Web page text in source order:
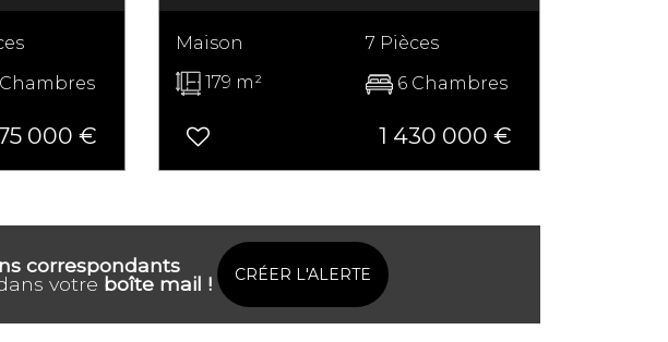
000 €
Maison
179 m²
7 Pièces
6 Chambres
1 430 000 €
correspondants
votre boîte mail ! CRÉER L'ALERTE